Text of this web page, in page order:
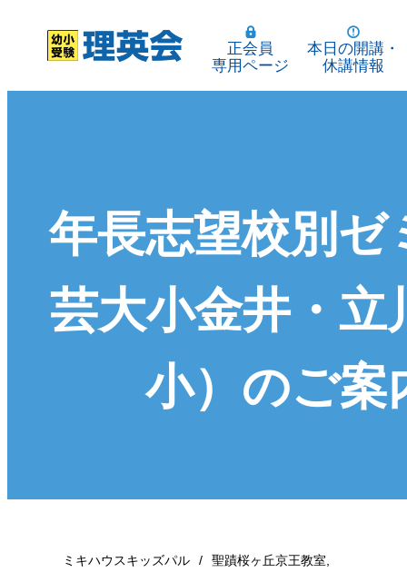
正会員
専用ページ
本日の開講・
休講情報
年長志望校別ゼ
芸大小金井・立
小）のご案
ミキハウスキッズパル 聖蹟桜ヶ丘京王教室